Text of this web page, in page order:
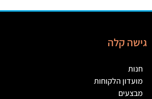
גישה קלה
חנות
מועדון הלקוחות
מבצעים